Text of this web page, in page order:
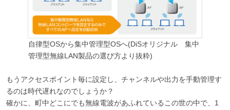
自律型OSから集中管理型OSへ(DiSオリジナル 集中
管理型無線LAN製品の選び方より抜粋)
もうアクセスポイント毎に設定し、チャンネルや出力を手動管理す
るのは時代遅れなのでしょうか？
確かに、町中どこにでも無線電波があふれているこの世の中で、1